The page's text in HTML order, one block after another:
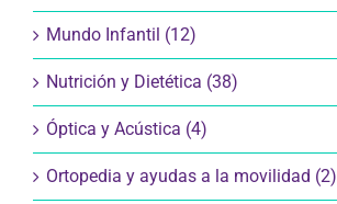
Mundo Infantil (12)
Nutrición y Dietética (38)
Óptica y Acústica (4)
Ortopedia y ayudas a la movilidad (2)